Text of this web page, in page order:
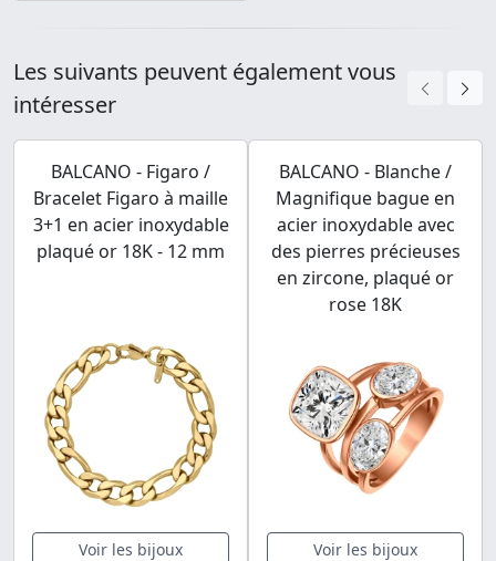
Les suivants peuvent également vous
intéresser
BALCANO - Figaro /
Bracelet Figaro à maille
3+1 en acier inoxydable
plaqué or 18K - 12 mm
Voir les bijoux
BALCANO - Blanche /
Magnifique bague en
acier inoxydable avec
des pierres précieuses
en zircone, plaqué or
rose 18K
Voir les bijoux